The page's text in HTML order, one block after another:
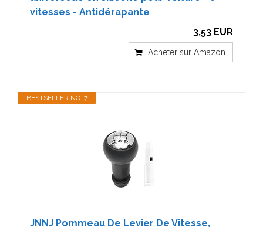
vitesses - Antidérapante
3,53 EUR
Acheter sur Amazon
BESTSELLER NO. 7
JNNJ Pommeau De Levier De Vitesse,